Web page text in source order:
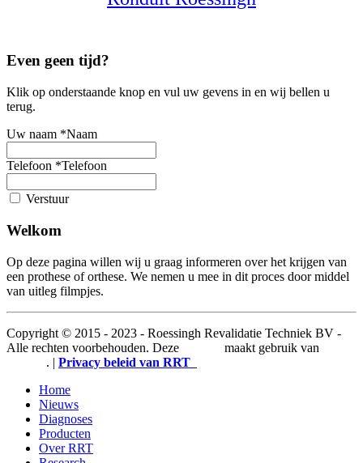
Even geen tijd?
Klik op onderstaande knop en vul uw gevens in en wij bellen u
terug.
Uw naam *Naam
Telefoon *Telefoon
Verstuur
Welkom
Op deze pagina willen wij u graag informeren over het krijgen van
een prothese of orthese. We nemen u mee in dit proces door middel
van uitleg filmpjes.
Copyright © 2015 - 2023 - Roessingh Revalidatie Techniek BV -
Alle rechten voorbehouden. Deze
maakt gebruik van
. | Privacy beleid van RRT
Home
Nieuws
Diagnoses
Producten
Over RRT